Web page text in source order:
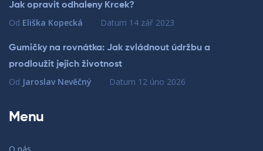
Jak opravit odhaleny Krcek?
Od Eliška Kopecká Datum 14 zář 2023
Gumičky na rovnátka: Jak zvládnout údržbu a
prodloužit jejich životnost
Od Jaroslav Nevěčný Datum 12 úno 2026
Menu